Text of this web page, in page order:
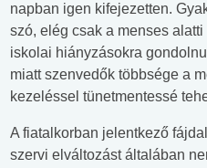
napban igen kifejezetten.
szó, elég csak a menses
iskolai hiányzásokra
miatt szenvedők többsége a
kezeléssel tünetmentessé
A fiatalkorban jelentkező
szervi elváltozást általában